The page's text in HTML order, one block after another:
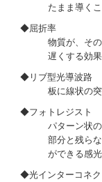
たまま導く
◆屈折率
物質が、そ
遅くする効果
◆リブ型光導波路
板に線状の
◆フォトレジスト
パターン状
部分と残ら
ができる感光
◆光インターコネク